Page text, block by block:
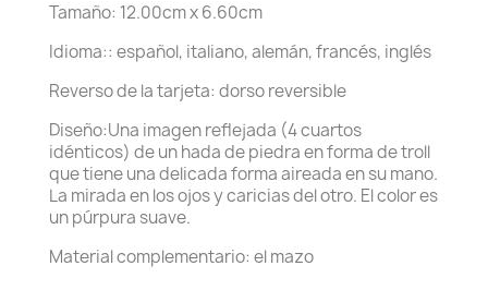
Tamaño: 12.00cm x 6.60cm
Idioma:: español, italiano, alemán, francés, inglés
Reverso de la tarjeta: dorso reversible
Diseño:Una imagen reflejada (4 cuartos
idénticos) de un hada de piedra en forma de troll
que tiene una delicada forma aireada en su mano.
La mirada en los ojos y caricias del otro. El color es
un púrpura suave.
Material complementario: el mazo